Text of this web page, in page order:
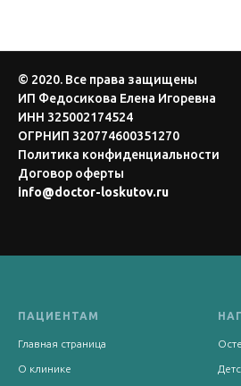
© 2020. Все права защищены
ИП Федосикова Елена Игоревна
ИНН 325002174524
ОГРНИП 320774600351270
Политика конфиденциальности
Договор оферты
info@doctor-loskutov.ru
ПАЦИЕНТАМ
Главная страница
О клинике